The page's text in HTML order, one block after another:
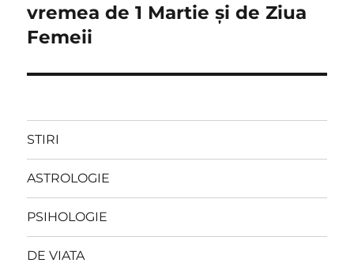
post:
vremea de 1 Martie şi de Ziua
Femeii
STIRI
ASTROLOGIE
PSIHOLOGIE
DE VIATA